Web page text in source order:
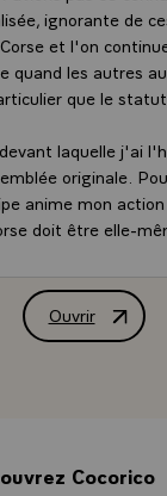
ignorante de
et l'on
quand les autres
que le
laquelle j'ai
originale.
anime mon
doit être elle-
des élus, des
quel élément
ce peuple corse, ce
universel. Indiquez-
quelques actions
le droit mieux
Corse ? Et ces élus
Ouvrir
Allocution de
Cocorico